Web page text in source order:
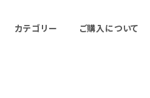
カテゴリー ご購入について